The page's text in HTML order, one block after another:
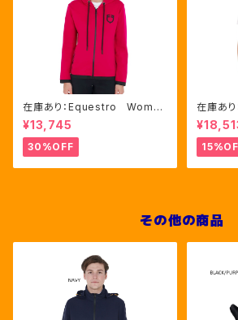
在庫あり：Equestro Wome
n's インターロックフロントジ
ップ フーディ ピンク・ブルー
2色（ETW00046）
¥13,745
30%OFF
在庫あ
n's レ
Mサイズ
その他の商品